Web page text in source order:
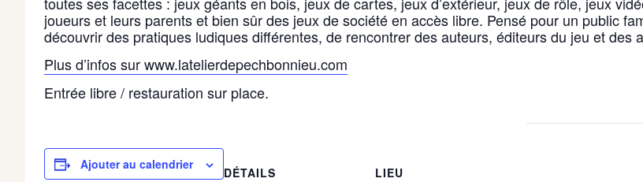
joueurs et leurs parents et bien sûr des jeux de société en accès libre. Pensé pour un public
découvrir des pratiques ludiques différentes, de rencontrer des auteurs, éditeurs du jeu et des
Plus d’infos sur www.latelierdepechbonnieu.com
Entrée libre / restauration sur place.
Ajouter au calendrier
DÉTAILS
LIEU